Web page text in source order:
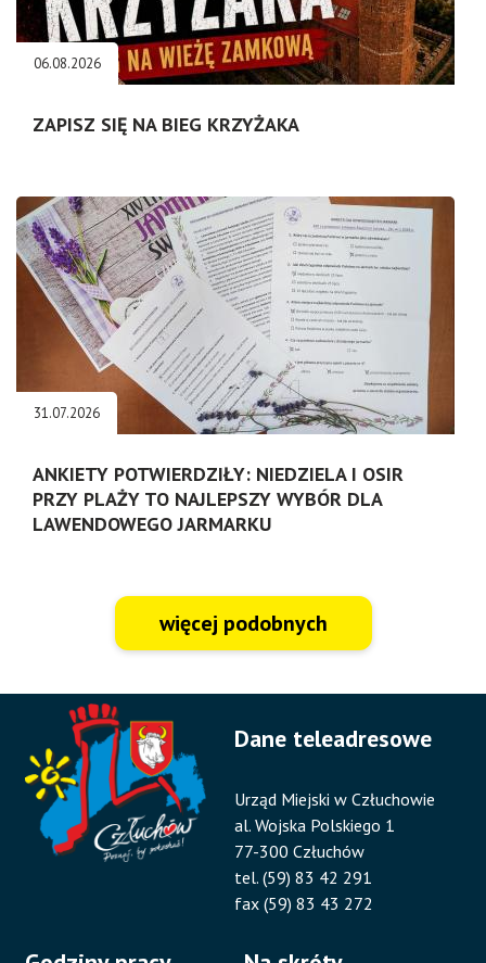
06.08.2026
ZAPISZ SIĘ NA BIEG KRZYŻAKA
31.07.2026
ANKIETY POTWIERDZIŁY: NIEDZIELA I OSIR
PRZY PLAŻY TO NAJLEPSZY WYBÓR DLA
LAWENDOWEGO JARMARKU
więcej podobnych
Dane teleadresowe
Urząd Miejski w Człuchowie
al. Wojska Polskiego 1
77-300 Człuchów
tel. (59) 83 42 291
fax (59) 83 43 272